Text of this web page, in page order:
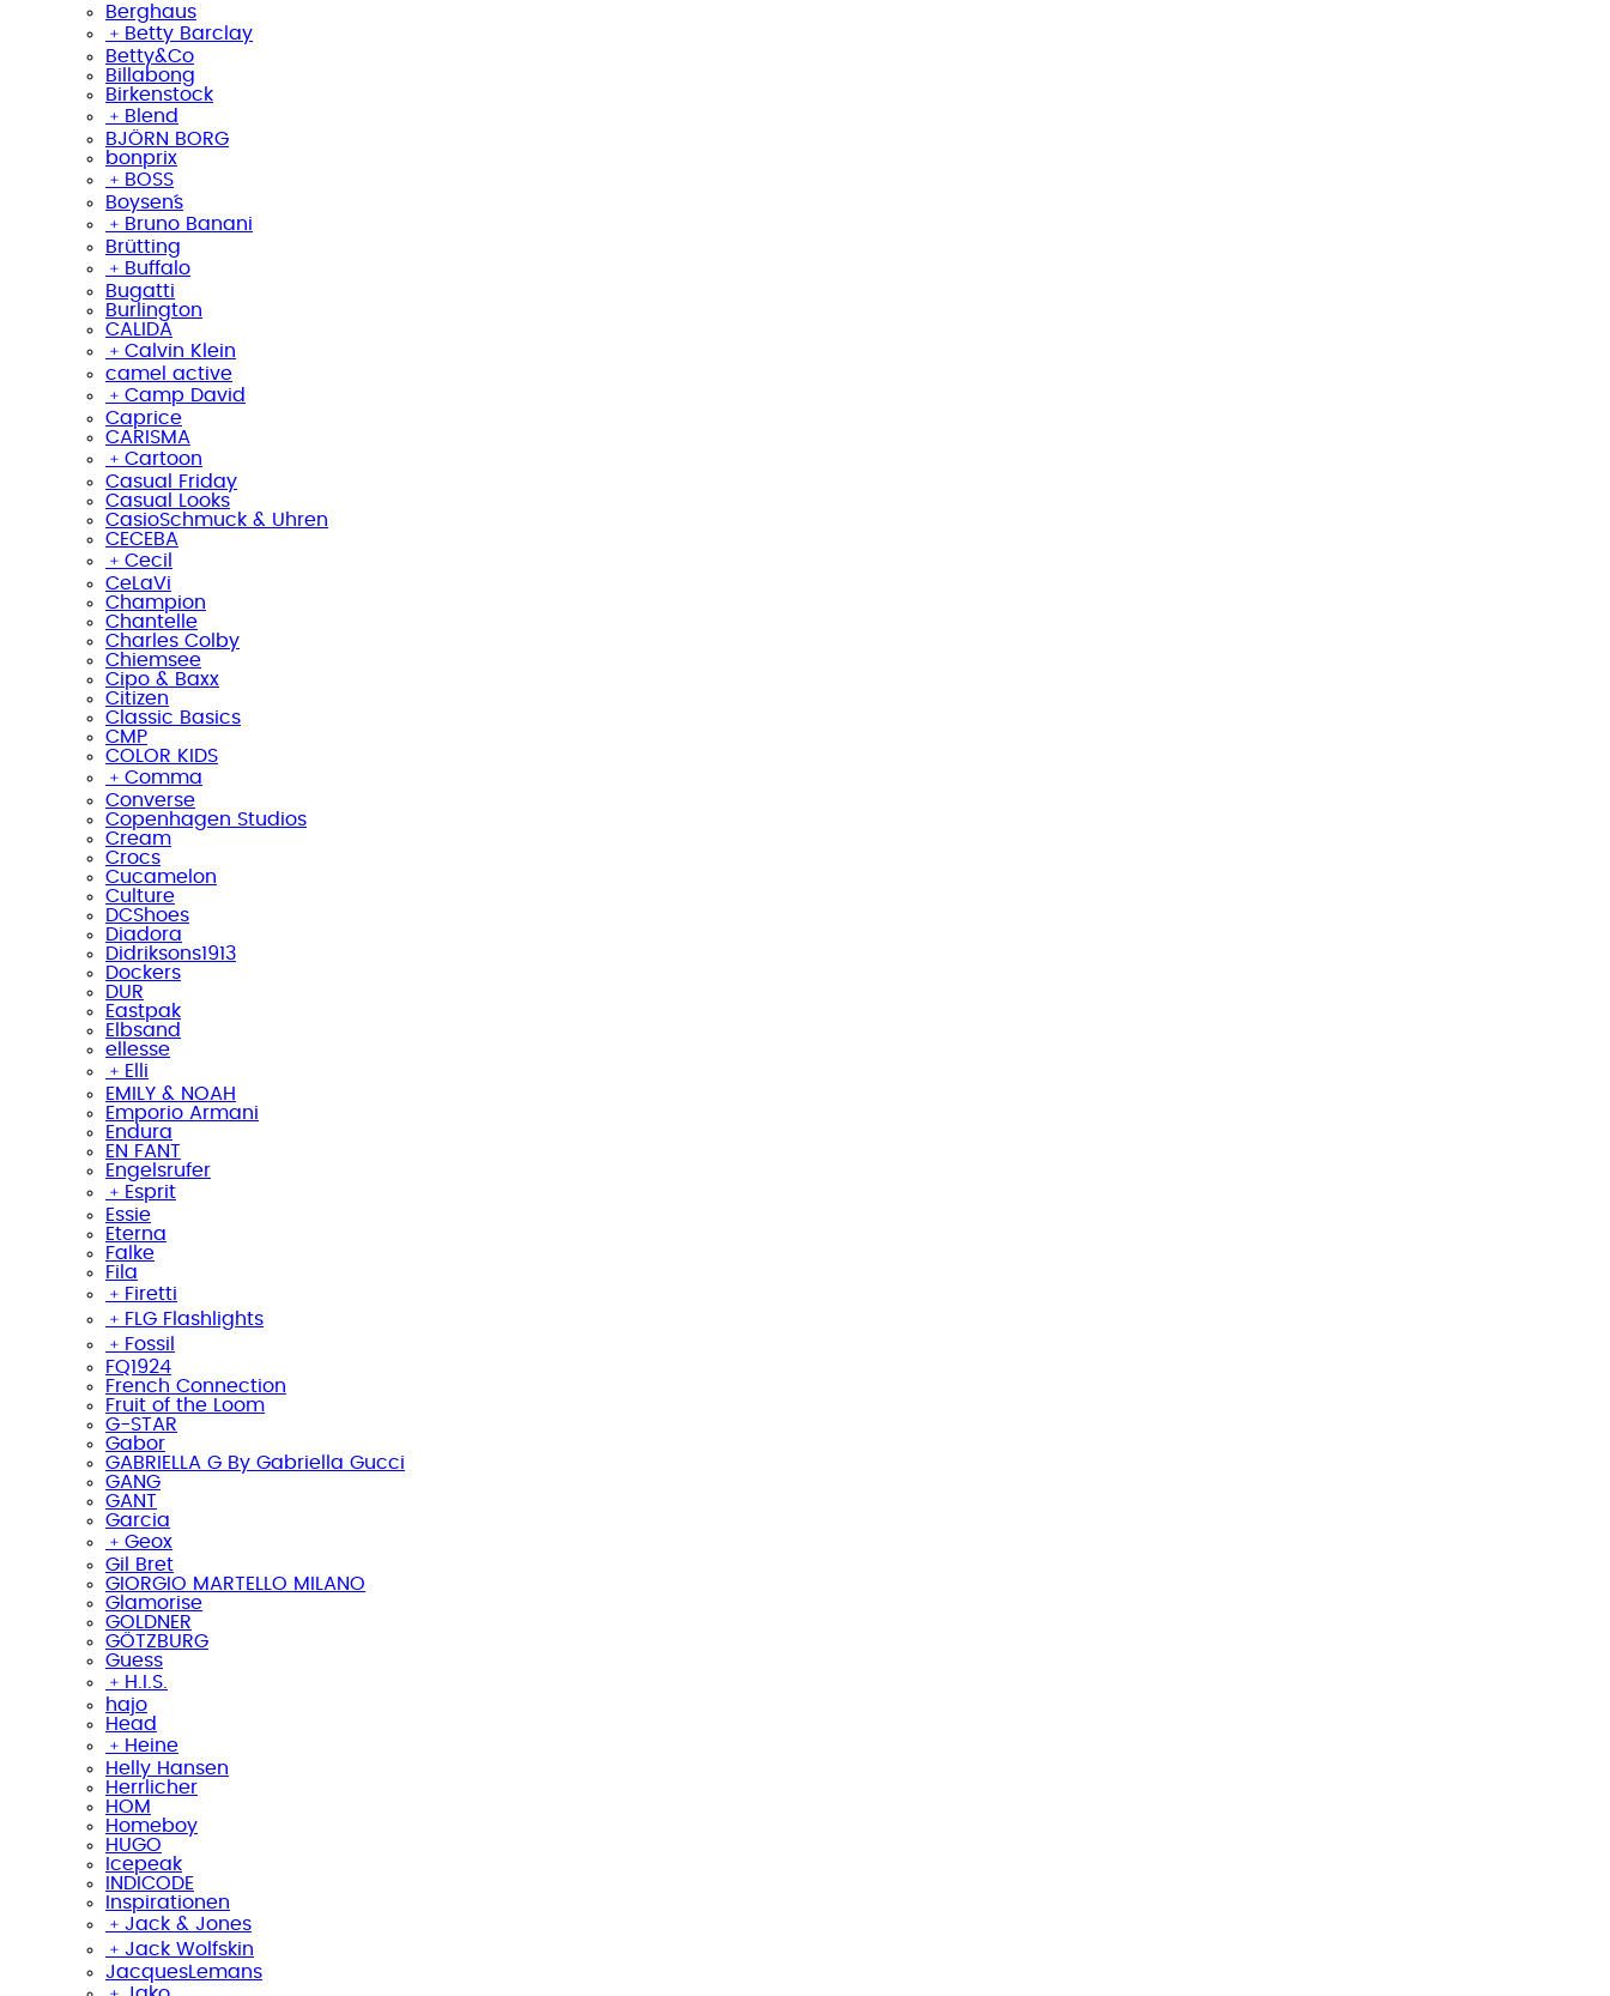
Berghaus
﹢ Betty Barclay
Betty&Co
Billabong
Birkenstock
﹢ Blend
BJÖRN BORG
bonprix
﹢ BOSS
Boysen´s
﹢ Bruno Banani
Brütting
﹢ Buffalo
Bugatti
Burlington
CALIDA
﹢ Calvin Klein
camel active
﹢ Camp David
Caprice
CARISMA
﹢ Cartoon
Casual Friday
Casual Looks
CasioSchmuck & Uhren
CECEBA
﹢ Cecil
CeLaVi
Champion
Chantelle
Charles Colby
Chiemsee
Cipo & Baxx
Citizen
Classic Basics
CMP
COLOR KIDS
﹢ Comma
Converse
Copenhagen Studios
Cream
Crocs
Cucamelon
Culture
DCShoes
Diadora
Didriksons1913
Dockers
DUR
Eastpak
Elbsand
ellesse
﹢ Elli
EMILY & NOAH
Emporio Armani
Endura
EN FANT
Engelsrufer
﹢ Esprit
Essie
Eterna
Falke
Fila
﹢ Firetti
﹢ FLG Flashlights
﹢ Fossil
FQ1924
French Connection
Fruit of the Loom
G-STAR
Gabor
GABRIELLA G By Gabriella Gucci
GANG
GANT
Garcia
﹢ Geox
Gil Bret
GIORGIO MARTELLO MILANO
Glamorise
GOLDNER
GÖTZBURG
Guess
﹢ H.I.S.
hajo
Head
﹢ Heine
Helly Hansen
Herrlicher
HOM
Homeboy
HUGO
Icepeak
INDICODE
Inspirationen
﹢ Jack & Jones
﹢ Jack Wolfskin
JacquesLemans